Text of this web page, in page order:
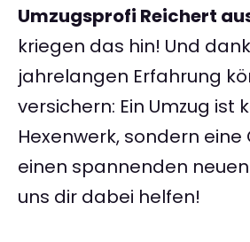
Umzugsprofi Reichert
kriegen das hin! Und
jahrelangen Erfahrung
versichern: Ein Umzug ist
Hexenwerk, sondern
einen spannenden
uns dir dabei helfen!